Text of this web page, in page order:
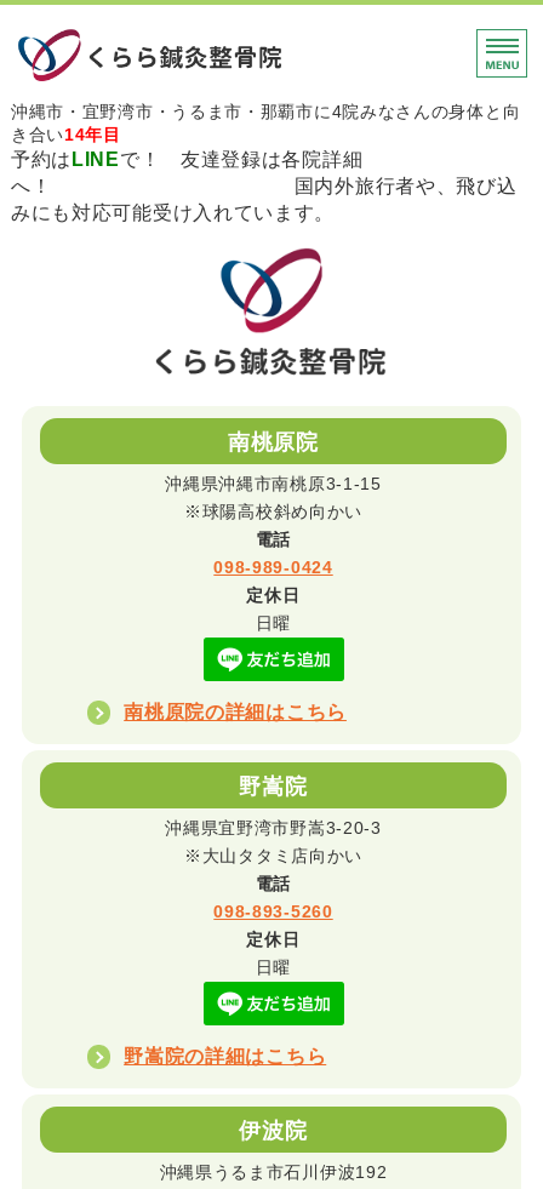
沖縄市・宜野湾市・うる
沖縄市・宜野湾市・うるま市・那覇市に4院みなさんの身体と向
き合い14年目
予約は LINEで！ 友達登録は各院詳細
へ！ 国内外旅行者や、飛び込
みにも対応可能受け入れています。
初めての方
南桃原院
沖縄県沖縄市南桃原3-1-15
※球陽高校斜め向かい
電話
098-989-0424
定休日
日曜
南桃原院の詳細はこちら
野嵩院
沖縄県宜野湾市野嵩3-20-3
※大山タタミ店向かい
電話
098-893-5260
定休日
日曜
野嵩院の詳細はこちら
伊波院
沖縄県うるま市石川伊波192